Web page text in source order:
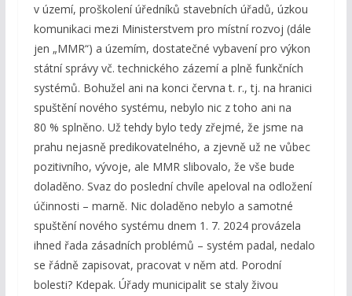
v území, proškolení úředníků stavebních úřadů, úzkou
komunikaci mezi Ministerstvem pro místní rozvoj (dále
jen „MMR“) a územím, dostatečné vybavení pro výkon
státní správy vč. technického zázemí a plně funkčních
systémů. Bohužel ani na konci června t. r., tj. na hranici
spuštění nového systému, nebylo nic z toho ani na
80 % splněno. Už tehdy bylo tedy zřejmé, že jsme na
prahu nejasně predikovatelného, a zjevně už ne vůbec
pozitivního, vývoje, ale MMR slibovalo, že vše bude
doladěno. Svaz do poslední chvíle apeloval na odložení
účinnosti – marně. Nic doladěno nebylo a samotné
spuštění nového systému dnem 1. 7. 2024 provázela
ihned řada zásadních problémů – systém padal, nedalo
se řádně zapisovat, pracovat v něm atd. Porodní
bolesti? Kdepak. Úřady municipalit se staly živou